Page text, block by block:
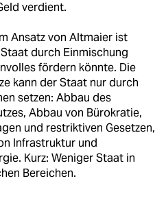
verdient.
Ansatz von Altmaier ist
durch Einmischung
fördern könnte. Die
kann der Staat nur durch
setzen: Abbau des
Abbau von Bürokratie,
und restriktiven Gesetzen,
Infrastruktur und
Kurz: Weniger Staat in
Bereichen.